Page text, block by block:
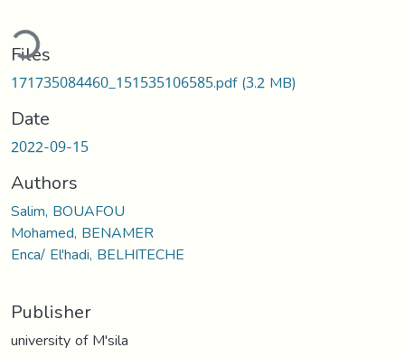
Files
171735084460_151535106585.pdf(3.2 MB)
Date
2022-09-15
Authors
Salim, BOUAFOU
Mohamed, BENAMER
Enca/ El'hadi, BELHITECHE
Publisher
university of M'sila